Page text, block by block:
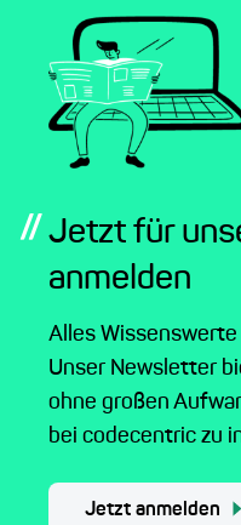
// Jetzt für
anmelden
Alles Wissenswerte
Unser Newsletter
ohne großen
bei codecentric zu
Jetzt anmelden